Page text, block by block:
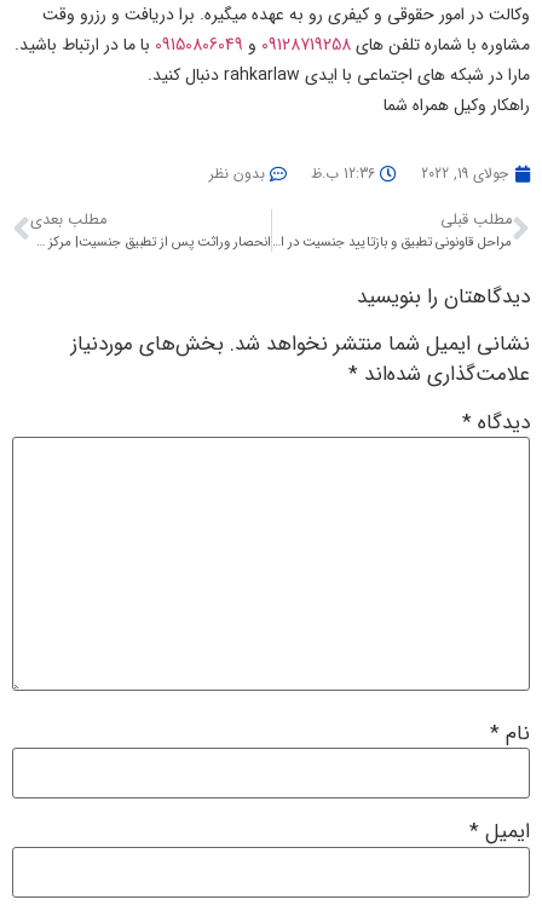
وکالت در امور حقوقی و کیفری رو به عهده میگیره. برا دریافت و رزرو وقت
مشاوره با شماره تلفن های09128719258 و 09150806049 با ما در ارتباط باشید.
مارا در شبکه های اجتماعی با ایدی rahkarlaw دنبال کنید.
راهکار وکیل همراه شما
جولای 19, 2022 12:36 ب.ظ بدون نظر
مطلب قبلی
مراحل قاونونی تطبیق و بازتایید جنسیت در ایران| مرکز حقوقی راهکار
مطلب بعدی
انحصار وراثت پس از تطبیق جنسیت| مرکز حقوقی راهکار
دیدگاهتان را بنویسید
نشانی ایمیل شما منتشر نخواهد شد. بخش‌های موردنیاز
علامت‌گذاری شده‌اند *
دیدگاه*
نام*
ایمیل*